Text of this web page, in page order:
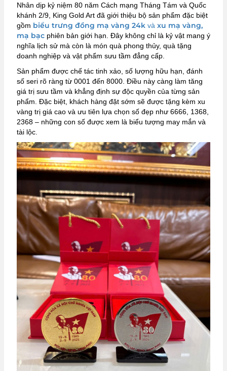
Nhân dịp kỷ niệm 80 năm Cách mạng Tháng Tám và Quốc
khánh 2/9, King Gold Art đã giới thiệu bộ sản phẩm đặc biệt
gồm biểu trưng đồng mạ vàng 24k và xu mạ vàng,
mạ bạc phiên bản giới hạn. Đây không chỉ là kỷ vật mang ý
nghĩa lịch sử mà còn là món quà phong thủy, quà tặng
doanh nghiệp và vật phẩm sưu tầm đẳng cấp.
Sản phẩm được chế tác tinh xảo, số lượng hữu hạn, đánh
số seri rõ ràng từ 0001 đến 8000. Điều này càng làm tăng
giá trị sưu tầm và khẳng định sự độc quyền của từng sản
phẩm. Đặc biệt, khách hàng đặt sớm sẽ được tặng kèm xu
vàng trị giá cao và ưu tiên lựa chọn số đẹp như 6666, 1368,
2368 – những con số được xem là biểu tượng may mắn và
tài lộc.